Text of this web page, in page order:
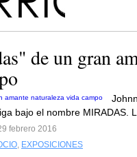
de un gran
bajo el nombre MIRADAS.
febrero 2016
, EXPOSICIONES